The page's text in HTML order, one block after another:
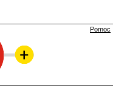
Pomoc